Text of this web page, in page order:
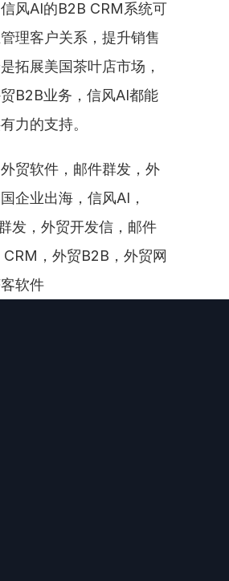
风AI的B2B CRM系统可
理客户关系，提升销售
拓展美国茶叶店市场，
B2B业务，信风AI都能
力的支持。
贸软件，邮件群发，外
企业出海，信风AI，
发，外贸开发信，邮件
，外贸B2B，外贸网
软件